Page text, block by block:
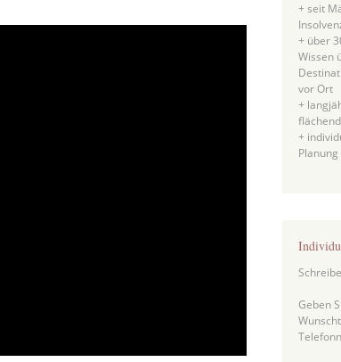
+ seit
+ über
Wissen
vor Ort
+
+
Planung
Geben